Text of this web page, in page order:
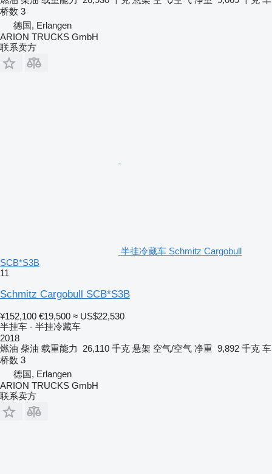
桥数 3
德国, Erlangen
ARION TRUCKS GmbH
联系卖方
半挂冷藏车 Schmitz Cargobull
SCB*S3B
11
Schmitz Cargobull SCB*S3B
¥152,100 €19,500 ≈ US$22,530
半挂车 - 半挂冷藏车
2018
燃油 柴油 载重能力 26,110 千克 悬架 空气/空气 净重 9,892 千克 车
桥数 3
德国, Erlangen
ARION TRUCKS GmbH
联系卖方